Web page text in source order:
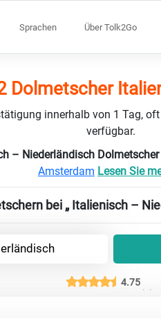
Sprachen Über Tolk2Go
Dolmetscher
innerhalb von 1 Tag,
verfügbar.
– Niederländisch
Amsterdam Lesen Sie
bei „ Italienisch –
4.75